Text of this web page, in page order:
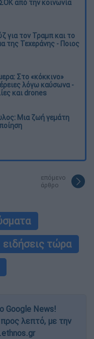
από την κοινωνία
για τον Τραμπ και το
της Τεχεράνης - Ποιος
Στο «κόκκινο»
λόγω καύσωνα -
και drones
Μια ζωή γεμάτη
επόμενο
άρθρο
ειδήσεις τώρα
Google News!
λεπτό, με την